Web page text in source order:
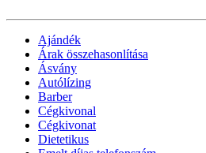
Ajándék
Árak összehasonlítása
Ásvány
Autólízing
Barber
Cégkivonal
Cégkivonat
Dietetikus